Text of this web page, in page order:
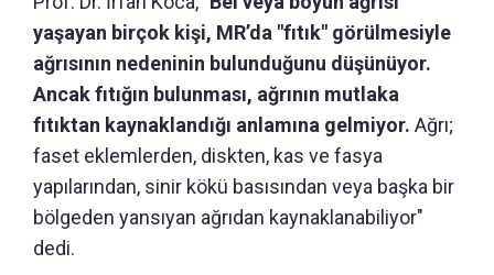
yaşayan birçok kişi, MR’da "fıtık" görülmesiyle
ağrısının nedeninin bulunduğunu düşünüyor.
Ancak fıtığın bulunması, ağrının mutlaka
fıtıktan kaynaklandığı anlamına gelmiyor. Ağrı;
faset eklemlerden, diskten, kas ve fasya
yapılarından, sinir kökü basısından veya başka bir
bölgeden yansıyan ağrıdan kaynaklanabiliyor"
dedi.